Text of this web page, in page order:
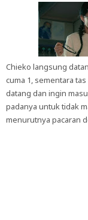
Chieko langsung
cuma 1, sementara
datang dan ingin
padanya untuk tidak
menurutnya pacaran